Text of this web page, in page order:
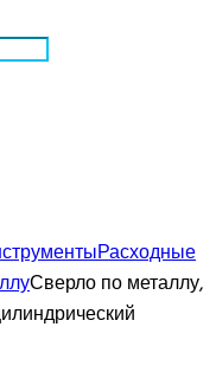
Расходные
Сверло по металлу,